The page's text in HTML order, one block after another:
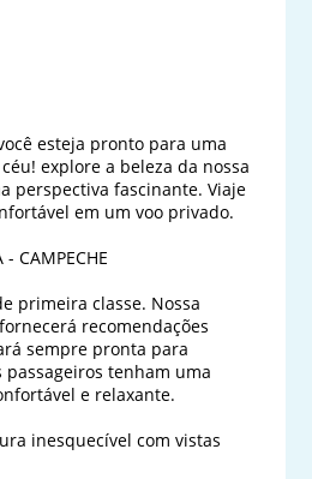
esteja pronto para uma
explore a beleza da nossa
perspectiva fascinante. Viaje
em um voo privado.
- CAMPECHE
primeira classe. Nossa
recomendações
sempre pronta para
tenham uma
e relaxante.
inesquecível com vistas